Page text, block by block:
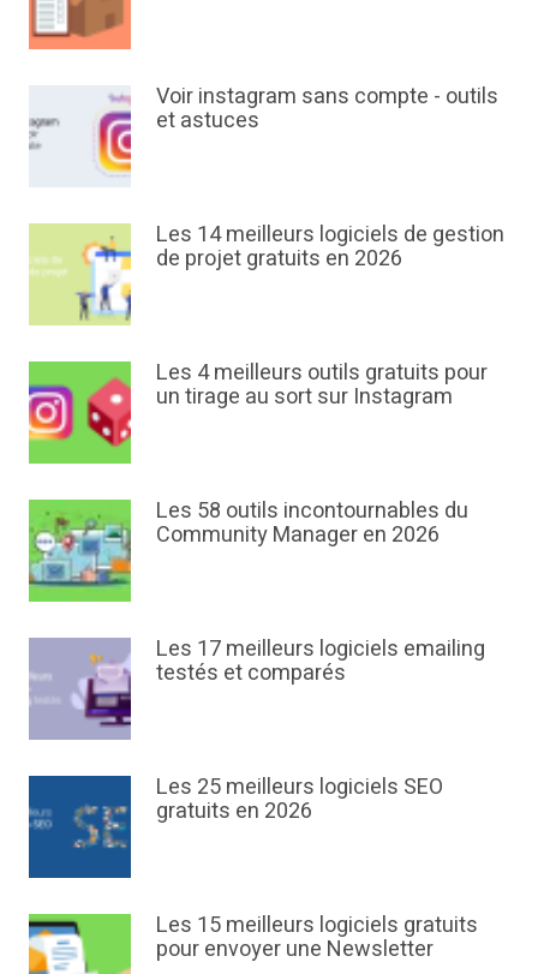
Voir instagram sans compte - outils
et astuces
Les 14 meilleurs logiciels de gestion
de projet gratuits en 2026
Les 4 meilleurs outils gratuits pour
un tirage au sort sur Instagram
Les 58 outils incontournables du
Community Manager en 2026
Les 17 meilleurs logiciels emailing
testés et comparés
Les 25 meilleurs logiciels SEO
gratuits en 2026
Les 15 meilleurs logiciels gratuits
pour envoyer une Newsletter